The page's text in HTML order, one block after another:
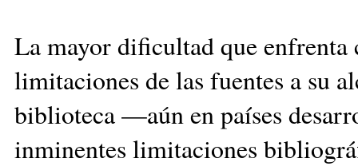
La mayor dificultad que
limitaciones de las fuentes a su
biblioteca —aún en países
inminentes limitaciones